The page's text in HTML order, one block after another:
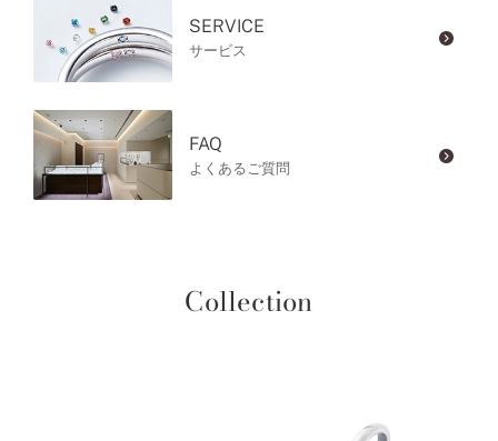
SERVICE
サービス
FAQ
よくあるご質問
Collection